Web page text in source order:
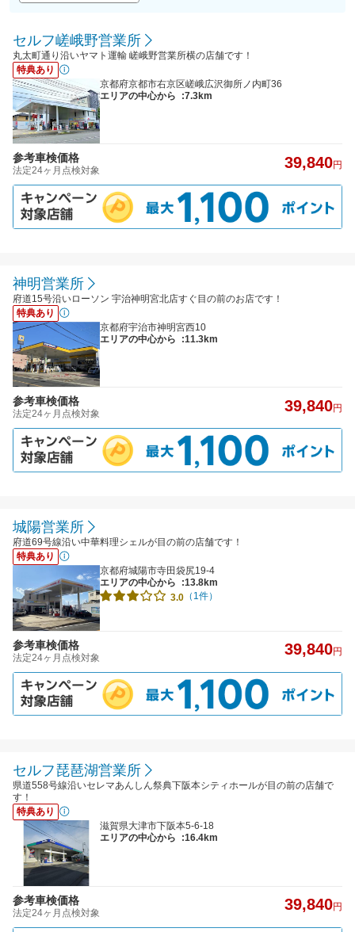
セルフ嵯峨野営業所
丸太町通り沿いヤマト運輸 嵯峨野営業所横の店舗です！
特典あり
京都府京都市右京区嵯峨広沢御所ノ内町36
エリアの中心から
:7.3km
参考車検価格
法定24ヶ月点検対象 39,840円
神明営業所
府道15号沿いローソン 宇治神明宮北店すぐ目の前のお店です！
特典あり
京都府宇治市神明宮西10
エリアの中心から
:11.3km
参考車検価格
法定24ヶ月点検対象 39,840円
城陽営業所
府道69号線沿い中華料理シェルが目の前の店舗です！
特典あり
京都府城陽市寺田袋尻19-4
エリアの中心から
:13.8km
3.0 （1件）
参考車検価格
法定24ヶ月点検対象 39,840円
セルフ琵琶湖営業所
県道558号線沿いセレマあんしん祭典下阪本シティホールが目の前の店舗で
す！
特典あり
滋賀県大津市下阪本5-6-18
エリアの中心から
:16.4km
参考車検価格
法定24ヶ月点検対象 39,840円